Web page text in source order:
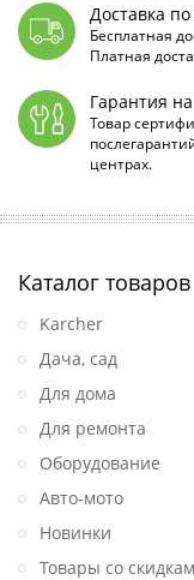
Доставка
Бесплатная
Платная
Гарантия
Товар
центрах.
Каталог товаров
Karcher
Дача, сад
Для дома
Для ремонта
Оборудование
Авто-мото
Новинки
Товары со